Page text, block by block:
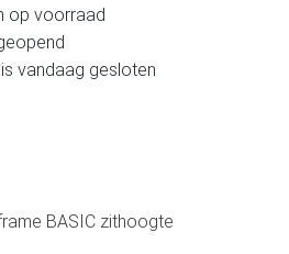
op voorraad
vandaag gesloten
BASIC zithoogte